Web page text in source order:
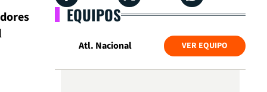
EQUIPOS
Atl. Nacional VER EQUIPO